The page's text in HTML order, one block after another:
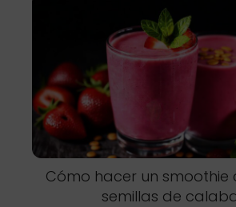
Cómo hacer un smoothie
semillas de